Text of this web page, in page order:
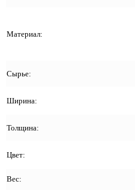
Материал:
Сырье:
Ширина:
Толщина:
Цвет:
Вес: